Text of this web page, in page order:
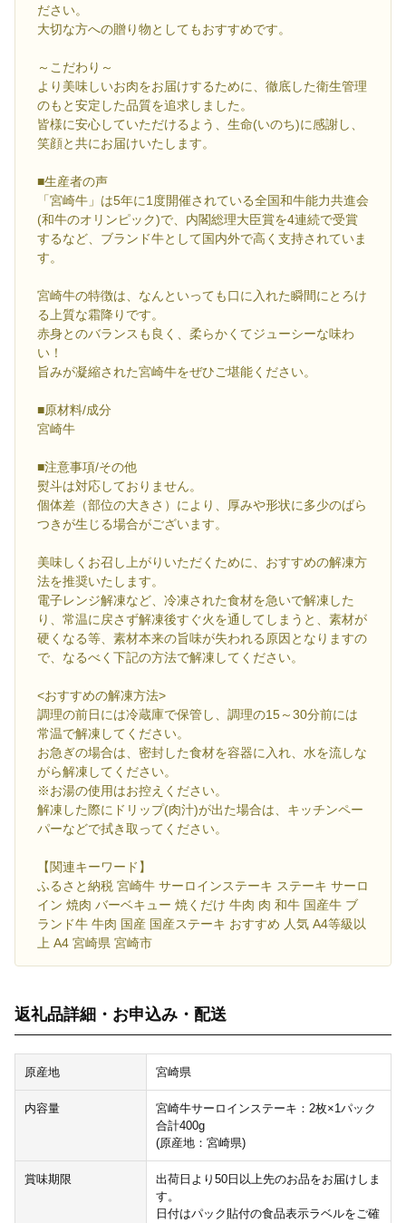
ださい。
大切な方への贈り物としてもおすすめです。
～こだわり～
より美味しいお肉をお届けするために、徹底した衛生管理
のもと安定した品質を追求しました。
皆様に安心していただけるよう、生命(いのち)に感謝し、
笑顔と共にお届けいたします。
■生産者の声
「宮崎牛」は5年に1度開催されている全国和牛能力共進会
(和牛のオリンピック)で、内閣総理大臣賞を4連続で受賞
するなど、ブランド牛として国内外で高く支持されていま
す。
宮崎牛の特徴は、なんといっても口に入れた瞬間にとろけ
る上質な霜降りです。
赤身とのバランスも良く、柔らかくてジューシーな味わ
い！
旨みが凝縮された宮崎牛をぜひご堪能ください。
■原材料/成分
宮崎牛
■注意事項/その他
熨斗は対応しておりません。
個体差（部位の大きさ）により、厚みや形状に多少のばら
つきが生じる場合がございます。
美味しくお召し上がりいただくために、おすすめの解凍方
法を推奨いたします。
電子レンジ解凍など、冷凍された食材を急いで解凍した
り、常温に戻さず解凍後すぐ火を通してしまうと、素材が
硬くなる等、素材本来の旨味が失われる原因となりますの
で、なるべく下記の方法で解凍してください。
<おすすめの解凍方法>
調理の前日には冷蔵庫で保管し、調理の15～30分前には
常温で解凍してください。
お急ぎの場合は、密封した食材を容器に入れ、水を流しな
がら解凍してください。
※お湯の使用はお控えください。
解凍した際にドリップ(肉汁)が出た場合は、キッチンペー
パーなどで拭き取ってください。
【関連キーワード】
ふるさと納税 宮崎牛 サーロインステーキ ステーキ サーロ
イン 焼肉 バーベキュー 焼くだけ 牛肉 肉 和牛 国産牛 ブ
ランド牛 牛肉 国産 国産ステーキ おすすめ 人気 A4等級以
上 A4 宮崎県 宮崎市
返礼品詳細・お申込み・配送
原産地 宮崎県
内容量
宮崎牛サーロインステーキ：2枚×1パック
合計400g
(原産地：宮崎県)
賞味期限
出荷日より50日以上先のお品をお届けしま
す。
日付はパック貼付の食品表示ラベルをご確